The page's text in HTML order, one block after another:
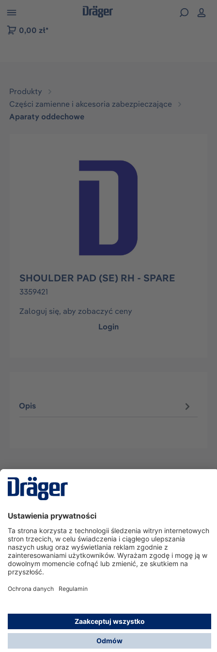
do nawigacji na platformie B2B
0,00 zł*
Produkty
Części zamienne i akcesoria zabezpieczające
Aparaty oddechowe
Pomiń galerię zdjęć
SHOULDER PAD (SE) RH - SPARE
3359421
Zaloguj się, aby zobaczyć ceny
Login
Opis
Serwisowa linia hotline
O nas
Korzystanie ze sklepu
© Dräger Polska Sp. z o.o., 2025
*Wszystkie ceny bez VAT, na warunkach opisanych w